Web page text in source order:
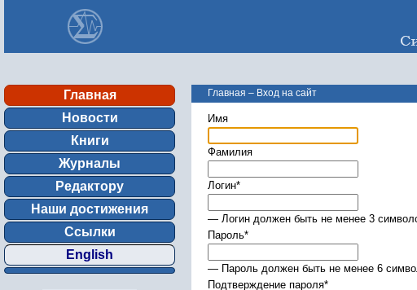
Главная
Новости
Книги
Журналы
Редактору
Наши достижения
Ссылки
English
Главная – Вход на сайт
Имя
Фамилия
Логин*
— Логин должен быть не менее 3
Пароль*
— Пароль должен быть не менее 6
Подтверждение пароля*